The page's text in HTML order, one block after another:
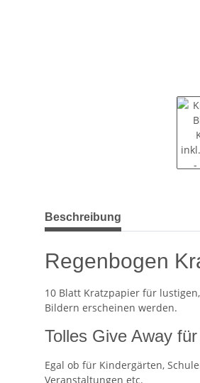
weitere Registerkarten anzeigen
Beschreibung
Regenbogen
10 Blatt Kratzpapier für
Bildern erscheinen werden.
Tolles Give Away
Egal ob für Kindergärten,
Veranstaltungen etc.